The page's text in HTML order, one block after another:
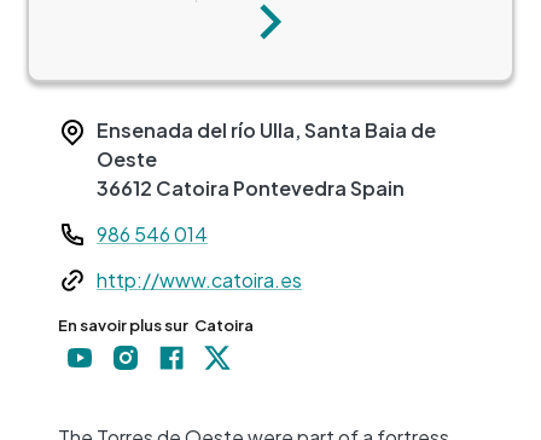
Suivant
Ensenada del río Ulla, Santa Baia de
Oeste
36612 Catoira PontevedraSpain
Teléfono
986 546 014
Webhttp://www.catoira.es
En savoir plus sur Catoira